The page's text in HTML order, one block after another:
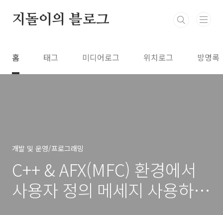
지돌이의 블로그
홈 태그 미디어로그 위치로그 방명록
개발 및 운영/프로그래밍
C++ & AFX(MFC) 환경에서
사용자 정의 메세지 사용하면